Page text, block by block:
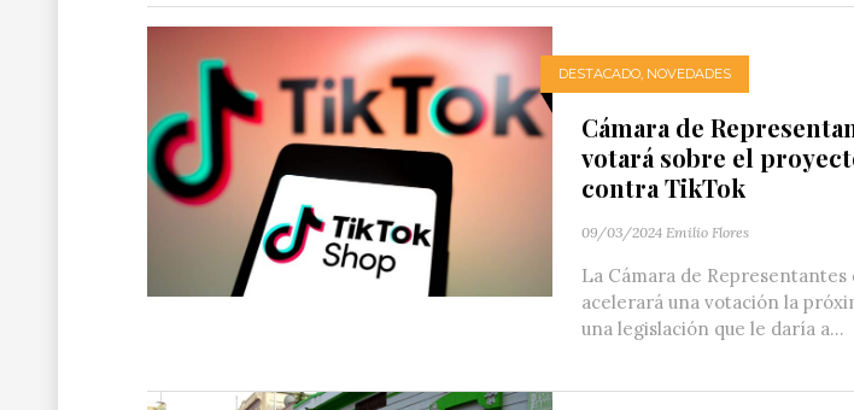
DESTACADO, NOVEDADES
Cámara de
votará sobre el
contra TikTok
09/03/2024 Emilio Flores
La Cámara de Representantes
acelerará una votación la
una legislación que le daría a...